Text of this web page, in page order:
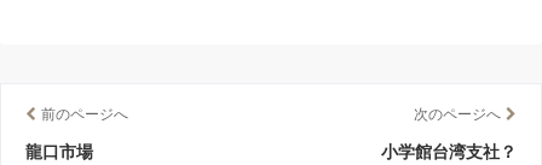
前のページへ
龍口市場
次のページへ
小学館台湾支社？